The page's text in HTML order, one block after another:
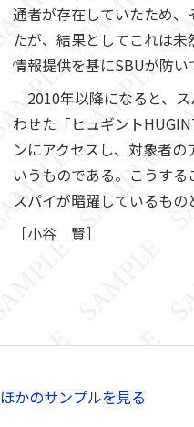
通者が存在していたため
たが、結果としてこれは
情報提供を基にSBUが防い
2010年以降になると、
わせた「ヒュギント
ンにアクセスし、対象者
いうものである。こうす
スパイが暗躍しているもの
［小谷 賢］
ほかのサンプルを見る